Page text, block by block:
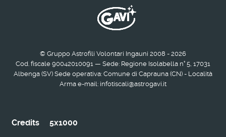
© Gruppo Astrofili Volontari Ingauni 2008 - 2026
Cod. fiscale 90042010091 — Sede: Regione Isolabella n° 5, 17031
Albenga (SV) Sede operativa: Comune di Caprauna (CN) - Località
Arma e-mail: infotiscali@astrogavi.it
Credits 5x1000